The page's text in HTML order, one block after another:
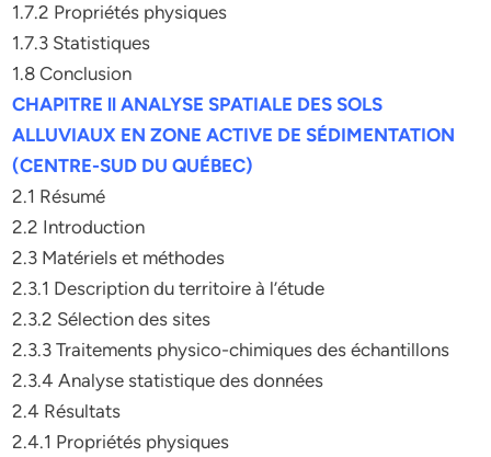
1.7.2 Propriétés physiques
1.7.3 Statistiques
1.8 Conclusion
CHAPITRE ll ANALYSE SPATIALE DES SOLS
ALLUVIAUX EN ZONE ACTIVE DE SÉDIMENTATION
(CENTRE-SUD DU QUÉBEC)
2.1 Résumé
2.2 Introduction
2.3 Matériels et méthodes
2.3.1 Description du territoire à l’étude
2.3.2 Sélection des sites
2.3.3 Traitements physico-chimiques des échantillons
2.3.4 Analyse statistique des données
2.4 Résultats
2.4.1 Propriétés physiques